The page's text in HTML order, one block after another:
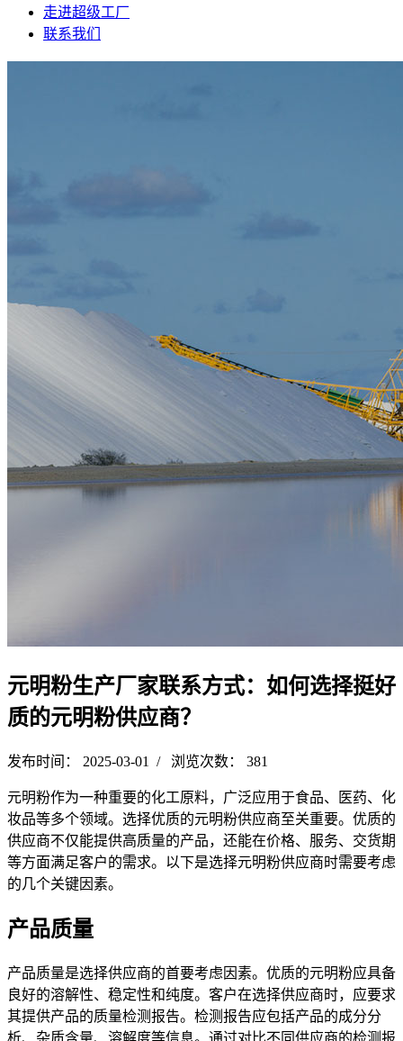
走进超级工厂
联系我们
元明粉生产厂家联系方式：如何选择挺好
质的元明粉供应商？
发布时间： 2025-03-01 / 浏览次数： 381
元明粉作为一种重要的化工原料，广泛应用于食品、医药、化
妆品等多个领域。选择优质的元明粉供应商至关重要。优质的
供应商不仅能提供高质量的产品，还能在价格、服务、交货期
等方面满足客户的需求。以下是选择元明粉供应商时需要考虑
的几个关键因素。
产品质量
产品质量是选择供应商的首要考虑因素。优质的元明粉应具备
良好的溶解性、稳定性和纯度。客户在选择供应商时，应要求
其提供产品的质量检测报告。检测报告应包括产品的成分分
析、杂质含量、溶解度等信息。通过对比不同供应商的检测报